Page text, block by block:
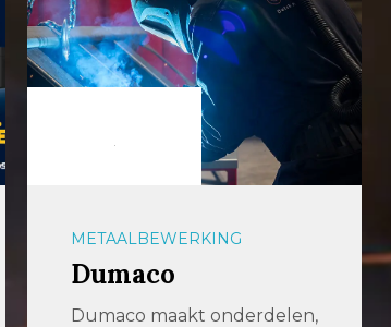
METAALBEWERKING
Dumaco
Dumaco maakt onderdelen,